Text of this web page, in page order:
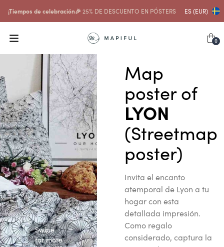
¡Tiempos de celebración🎉 25% DE DESCUENTO EN PÓSTERS ES (EUR)
0
Swipe
for more
Map
poster of
LYON
(Streetmap
poster)
Invita el encanto
atemporal de Lyon a tu
hogar con esta
detallada impresión.
Como regalo
considerado, captura la